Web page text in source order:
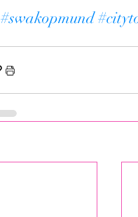
#swakopmund